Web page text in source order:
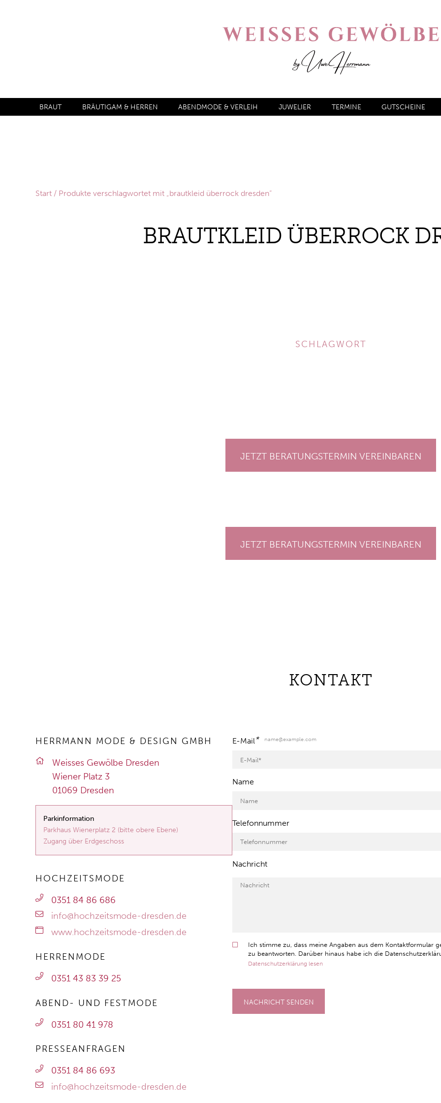
BRAUT BRÄUTIGAM & HERREN ABENDMODE & VERLEIH JUWELIER TERMINE GUTSCHEINE
Start / Produkte verschlagwortet mit „brautkleid überrock dresden“
BRAUTKLEID ÜBERROCK
SCHLAGWORT
JETZT BERATUNGSTERMIN VEREINBAREN
JETZT BERATUNGSTERMIN VEREINBAREN
KONTAKT
HERRMANN MODE & DESIGN GMBH
Weis­ses Ge­wöl­be Dres­den
Wie­ner Platz 3
01069 Dres­den
Parkinformation
Parkhaus Wienerplatz 2 (bitte obere Ebene)
Zugang über Erdgeschoss
HOCHZEITSMODE
0351 84 86 686
info@hochzeitsmode-dresden.de
www.hochzeitsmode-dresden.de
HERRENMODE
0351 43 83 39 25
ABEND- UND FESTMODE
0351 80 41 978
PRESSEANFRAGEN
0351 84 86 693
info@hochzeitsmode-dresden.de
E-Mail* name@example.com
Name
Telefonnummer
Nachricht
Ich stimme zu, dass meine Angaben aus dem Kontaktformular
zu beantworten. Darüber hinaus habe ich die
Datenschutzerklärung lesen
NACHRICHT SENDEN